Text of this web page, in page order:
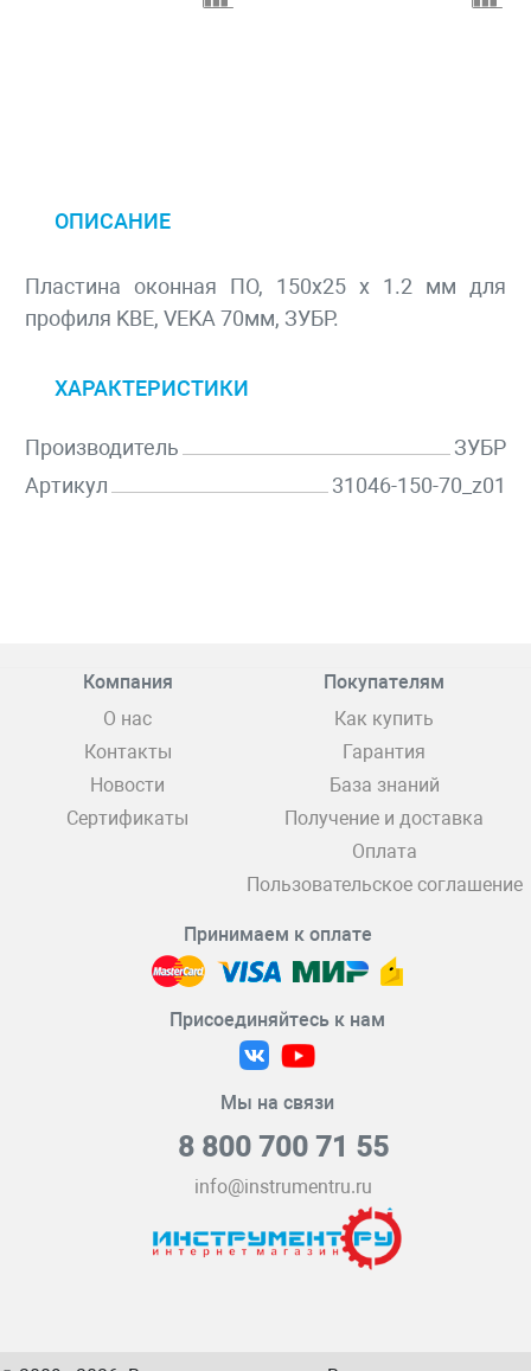
ОПИСАНИЕ
Пластина оконная ПО, 150х25 х 1.2 мм для
профиля KBE, VEKA 70мм, ЗУБР.
ХАРАКТЕРИСТИКИ
Производитель
ЗУБР
Артикул
31046-150-70_z01
Компания
О нас
Контакты
Новости
Сертификаты
Покупателям
Как купить
Гарантия
База знаний
Получение и доставка
Оплата
Пользовательское соглашение
Принимаем к оплате
Присоединяйтесь к нам
Мы на связи
8 800 700 71 55
info@instrumentru.ru